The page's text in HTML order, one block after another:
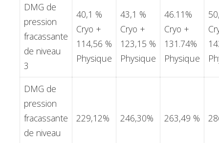
DMG de
pression
fracassante
de niveau
3
40,1 %
Cryo +
114,56 %
Physique
43,1 %
Cryo +
123,15 %
Physique
46.11%
Cryo +
131.74%
Physique
DMG de
pression
fracassante
de niveau
229,12% 246,30% 263,49 %